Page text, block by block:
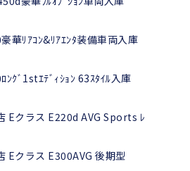
ﾘｱｺﾝ&ﾘｱｴﾝﾀ装備車両入庫
ﾞ1stｴﾃﾞｨｼｮﾝ 63ｽﾀｲﾙ入庫
クラス E220d AVG Sports ﾚ
クラス E300AVG 後期型